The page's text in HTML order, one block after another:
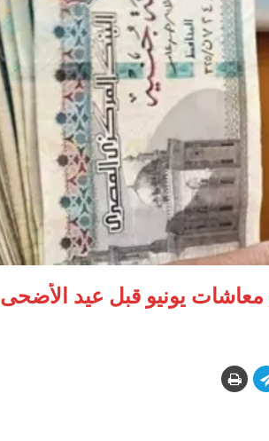
يونيو قبل عيد الأضحى